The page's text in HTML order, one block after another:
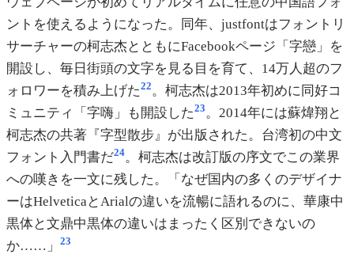
ントを使えるようになった。同年、justfontはフォントリ
サーチャーの柯志杰とともにFacebookページ「字戀」を
開設し、毎日街頭の文字を見る目を育て、14万人超のフ
ォロワーを積み上げた22。柯志杰は2013年初めに同好コ
ミュニティ「字嗨」も開設した23。2014年には蘇煒翔と
柯志杰の共著『字型散步』が出版された。台湾初の中文
フォント入門書だ24。柯志杰は改訂版の序文でこの業界
への嘆きを一文に残した。「なぜ国内の多くのデザイナ
ーはHelveticaとArialの違いを流暢に語れるのに、華康中
黒体と文鼎中黒体の違いはまったく区別できないの
か……」
23